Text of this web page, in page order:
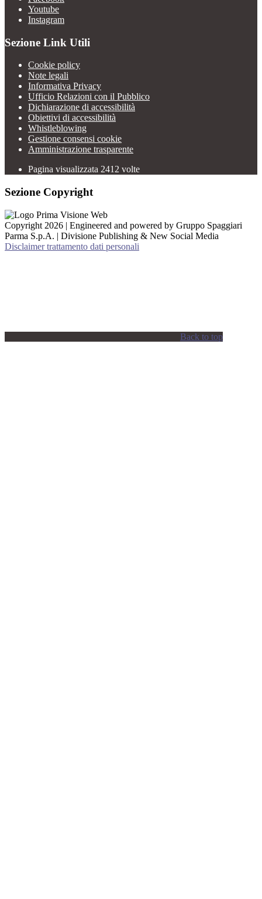
Youtube
Instagram
Sezione Link Utili
Cookie policy
Note legali
Informativa Privacy
Ufficio Relazioni con il Pubblico
Dichiarazione di accessibilità
Obiettivi di accessibilità
Whistleblowing
Gestione consensi cookie
Amministrazione trasparente
Pagina visualizzata 2412 volte
Sezione Copyright
Copyright 2026 | Engineered and powered by Gruppo Spaggiari
Parma S.p.A. | Divisione Publishing & New Social Media
Disclaimer trattamento dati personali
Back to top